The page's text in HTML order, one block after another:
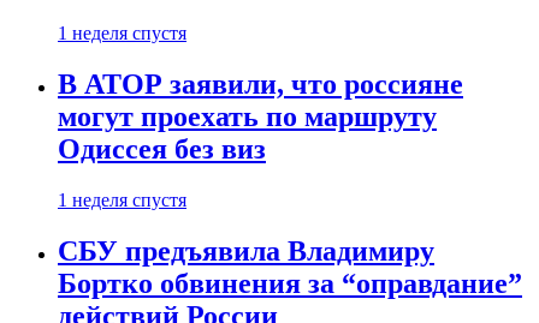
1 неделя спустя
В АТОР заявили, что россияне
могут проехать по маршруту
Одиссея без виз
1 неделя спустя
СБУ предъявила Владимиру
Бортко обвинения за “оправдание”
действий России